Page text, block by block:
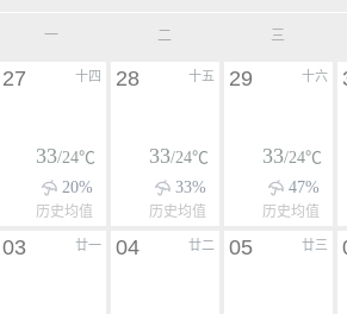
一 二 三
十四
27
33/24℃
20%
历史均值
十五
28
33/24℃
33%
历史均值
十六
29
33/24℃
47%
历史均值
廿一
03 廿二
04 廿三
05